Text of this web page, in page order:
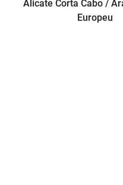
Alicate Corta Cabo /
Europeu